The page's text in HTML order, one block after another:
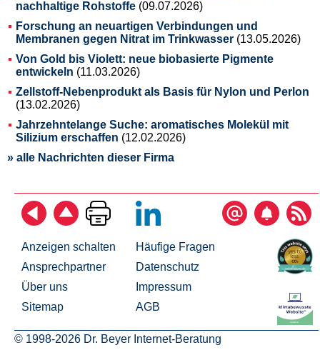
nachhaltige Rohstoffe (09.07.2026)
Forschung an neuartigen Verbindungen und
Membranen gegen Nitrat im Trinkwasser (13.05.2026)
Von Gold bis Violett: neue biobasierte Pigmente
entwickeln (11.03.2026)
Zellstoff-Nebenprodukt als Basis für Nylon und Perlon
(13.02.2026)
Jahrzehntelange Suche: aromatisches Molekül mit
Silizium erschaffen (12.02.2026)
» alle Nachrichten dieser Firma
Anzeigen schalten
Ansprechpartner
Über uns
Sitemap
Häufige Fragen
Datenschutz
Impressum
AGB
© 1998-2026 Dr. Beyer Internet-Beratung